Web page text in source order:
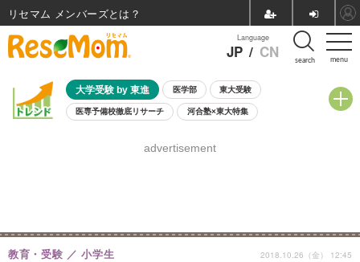
menu
Language
JP / CN search
大学受験 by 東進 医学部 東大受験
医専予備校徹底リサーチ 河合塾×東大特集
8月開催学校説明会・相談会
advertisement
教育・受験 小学生 2018.10.26（金） 12:45
リセマム メンバーズ